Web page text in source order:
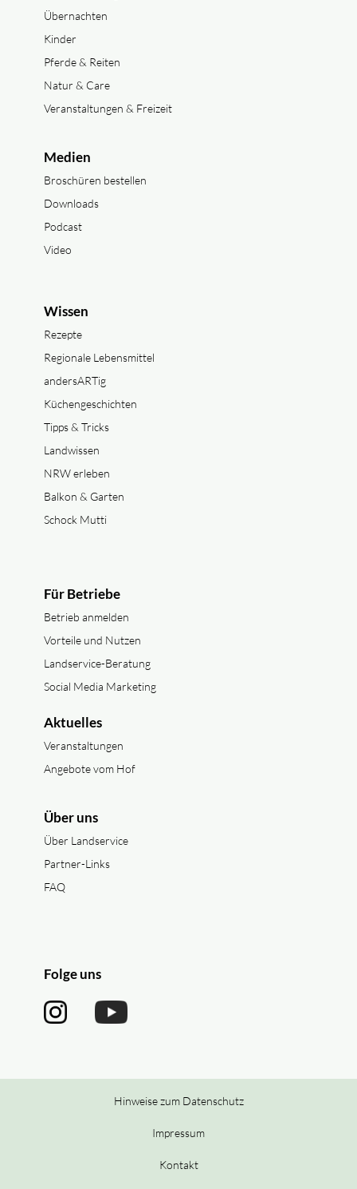
Übernachten
Kinder
Pferde & Reiten
Natur & Care
Veranstaltungen & Freizeit
Medien
Broschüren bestellen
Downloads
Podcast
Video
Wissen
Rezepte
Regionale Lebensmittel
andersARTig
Küchengeschichten
Tipps & Tricks
Landwissen
NRW erleben
Balkon & Garten
Schock Mutti
Für Betriebe
Betrieb anmelden
Vorteile und Nutzen
Landservice-Beratung
Social Media Marketing
Aktuelles
Veranstaltungen
Angebote vom Hof
Über uns
Über Landservice
Partner-Links
FAQ
Folge uns
Hinweise zum Datenschutz
Impressum
Kontakt